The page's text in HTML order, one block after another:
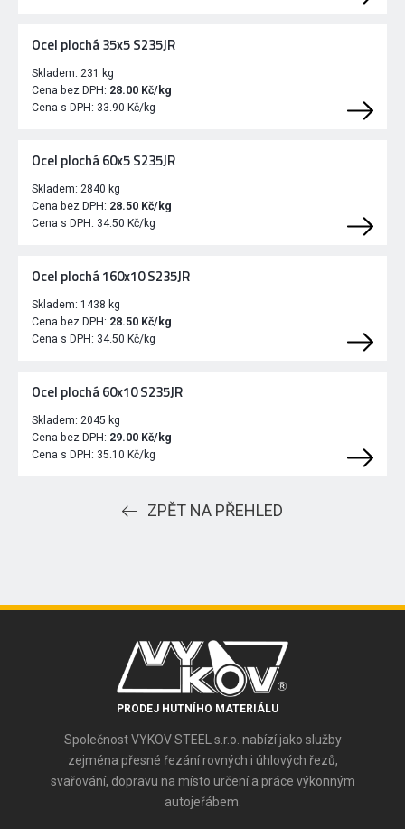
Ocel plochá 35x5 S235JR
Skladem: 231 kg
Cena bez DPH: 28.00 Kč/kg
Cena s DPH: 33.90 Kč/kg
Ocel plochá 60x5 S235JR
Skladem: 2840 kg
Cena bez DPH: 28.50 Kč/kg
Cena s DPH: 34.50 Kč/kg
Ocel plochá 160x10 S235JR
Skladem: 1438 kg
Cena bez DPH: 28.50 Kč/kg
Cena s DPH: 34.50 Kč/kg
Ocel plochá 60x10 S235JR
Skladem: 2045 kg
Cena bez DPH: 29.00 Kč/kg
Cena s DPH: 35.10 Kč/kg
ZPĚT NA PŘEHLED
PRODEJ HUTNÍHO MATERIÁLU
Společnost VYKOV STEEL s.r.o. nabízí jako služby
zejména přesné řezání rovných i úhlových řezů,
svařování, dopravu na místo určení a práce výkonným
autojeřábem.